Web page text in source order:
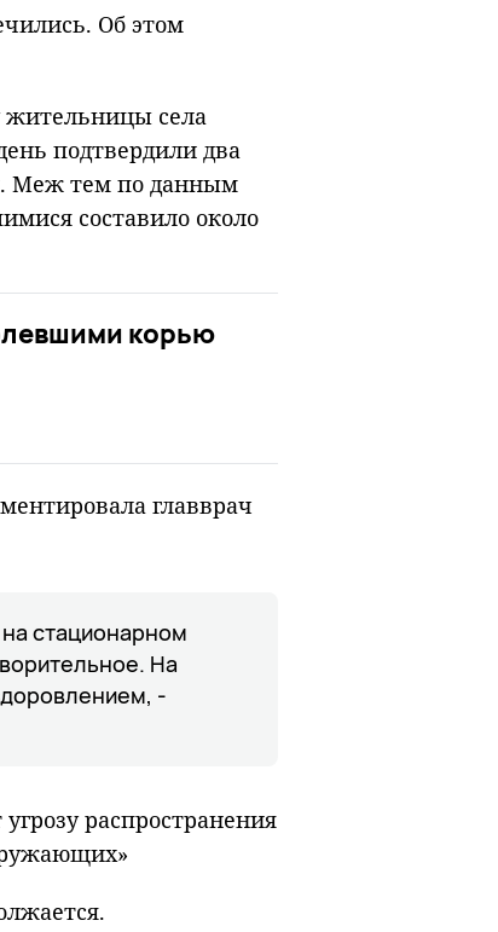
Об этом
жительницы села
подтвердили два
Меж тем по данным
составило около
корью
главврач
стационарном
На
-
распространения